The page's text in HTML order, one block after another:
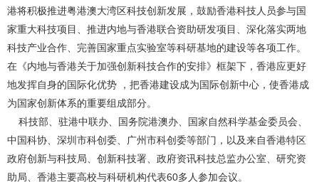
港将积极推进粤港澳大湾区科技创新发展，鼓励香港科技人员参与国
家重大科技项目、推进内地与香港联合资助研发项目、深化落实两地
科技产业合作、完善国家重点实验室等科研基地的建设等各项工作。
在《内地与香港关于加强创新科技合作的安排》框架下，香港应更好
地发挥自身的国际化优势 ，把香港建设成为国际创新中心，使香港成
为国家创新体系的重要组成部分。
科技部、驻港中联办、国务院港澳办、国家自然科学基金委员会、
中国科协、深圳市科创委、广州市科创委等部门，以及来自香港特区
政府创新与科技局、创新科技署、政府资讯科技总监办公室、研究资
助局、香港主要高校与科研机构代表60多人参加会议。